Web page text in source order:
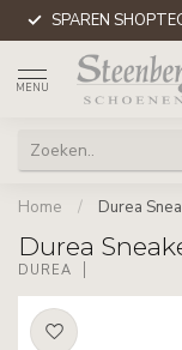
SPAREN
MENU
Home / Durea
Durea
DUREA